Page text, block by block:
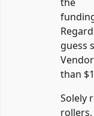
guess
than
Solely
rollers,